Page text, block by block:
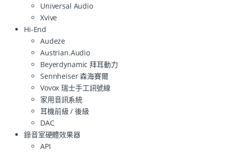
Universal Audio
Xvive
Hi-End
Audeze
Austrian.Audio
Beyerdynamic 拜耳動力
Sennheiser 森海賽爾
Vovox 瑞士手工訊號線
家用音訊系統
耳機前級 / 後級
DAC
錄音室硬體效果器
API